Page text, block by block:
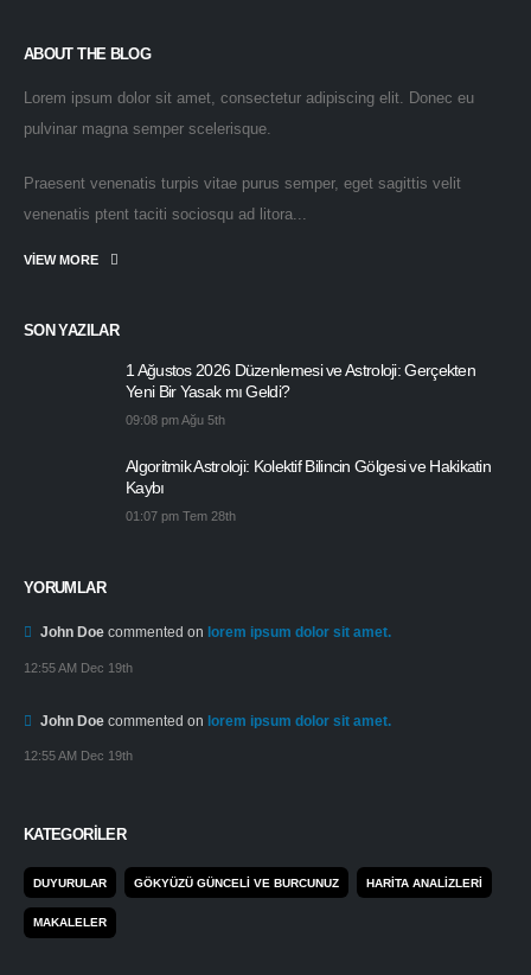
ABOUT THE BLOG
Lorem ipsum dolor sit amet, consectetur adipiscing elit. Donec eu
pulvinar magna semper scelerisque.
Praesent venenatis turpis vitae purus semper, eget sagittis velit
venenatis ptent taciti sociosqu ad litora...
VIEW MORE
SON YAZILAR
1 Ağustos 2026 Düzenlemesi ve Astroloji: Gerçekten
Yeni Bir Yasak mı Geldi?
09:08 pm Ağu 5th
Algoritmik Astroloji: Kolektif Bilincin Gölgesi ve Hakikatin
Kaybı
01:07 pm Tem 28th
YORUMLAR
John Doe commented on lorem ipsum dolor sit amet.
12:55 AM Dec 19th
John Doe commented on lorem ipsum dolor sit amet.
12:55 AM Dec 19th
KATEGORILER
DUYURULAR GÖKYÜZÜ GÜNCELI VE BURCUNUZ HARITA ANALIZLERI
MAKALELER